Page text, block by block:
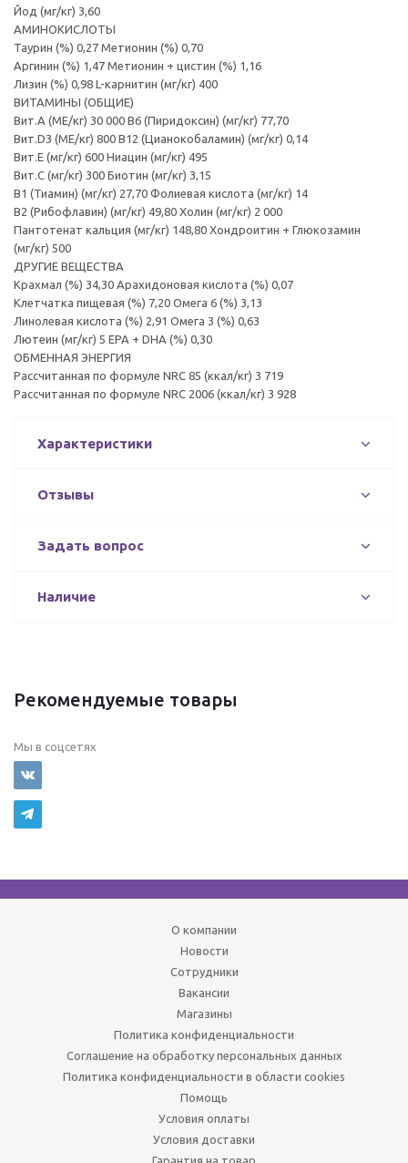
Йод (мг/кг) 3,60
АМИНОКИСЛОТЫ
Таурин (%) 0,27 Метионин (%) 0,70
Аргинин (%) 1,47 Метионин + цистин (%) 1,16
Лизин (%) 0,98 L-карнитин (мг/кг) 400
ВИТАМИНЫ (ОБЩИЕ)
Вит.А (МЕ/кг) 30 000 B6 (Пиридоксин) (мг/кг) 77,70
Вит.D3 (МЕ/кг) 800 B12 (Цианокобаламин) (мг/кг) 0,14
Вит.E (мг/кг) 600 Ниацин (мг/кг) 495
Вит.C (мг/кг) 300 Биотин (мг/кг) 3,15
B1 (Тиамин) (мг/кг) 27,70 Фолиевая кислота (мг/кг) 14
B2 (Рибофлавин) (мг/кг) 49,80 Холин (мг/кг) 2 000
Пантотенат кальция (мг/кг) 148,80 Хондроитин + Глюкозамин
(мг/кг) 500
ДРУГИЕ ВЕЩЕСТВА
Крахмал (%) 34,30 Арахидоновая кислота (%) 0,07
Клетчатка пищевая (%) 7,20 Омега 6 (%) 3,13
Линолевая кислота (%) 2,91 Омега 3 (%) 0,63
Лютеин (мг/кг) 5 EPA + DHA (%) 0,30
ОБМЕННАЯ ЭНЕРГИЯ
Рассчитанная по формуле NRC 85 (ккал/кг) 3 719
Рассчитанная по формуле NRC 2006 (ккал/кг) 3 928
Характеристики
Отзывы
Задать вопрос
Наличие
Рекомендуемые товары
Мы в соцсетях
О компании
Новости
Сотрудники
Вакансии
Магазины
Политика конфиденциальности
Соглашение на обработку персональных данных
Политика конфиденциальности в области cookies
Помощь
Условия оплаты
Условия доставки
Гарантия на товар